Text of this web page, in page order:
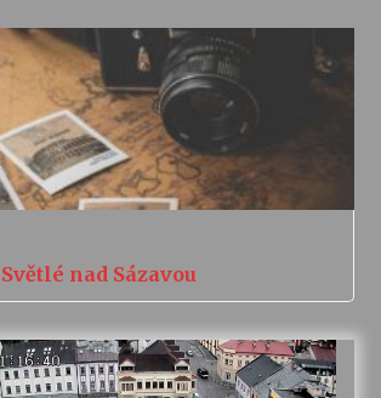
nad Sázavou